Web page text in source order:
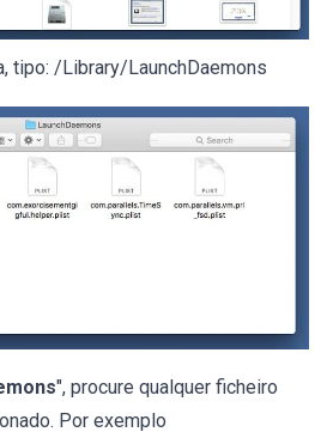
tipo: /Library/LaunchDaemons
", procure qualquer ficheiro
Por exemplo